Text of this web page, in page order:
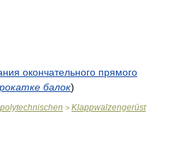
окончательного прямого
балок)
> Klappwalzengerüst